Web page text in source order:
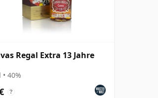
Regal Extra 13 Jahre
• 40%
?